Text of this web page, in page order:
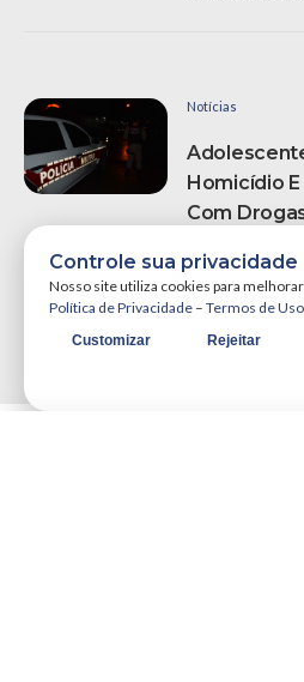
Notícias
Homicídio
Com
por 'Juliana Terra'
Controle sua privacidade
Nosso site utiliza cookies para melhorar
Política de Privacidade – Termos de Uso
Customizar Rejeitar